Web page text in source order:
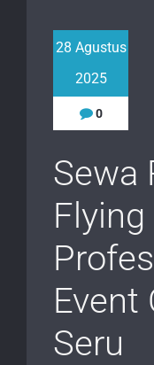
28 Agustus
2025
0
Sewa
Event
Seru